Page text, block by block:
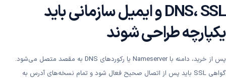
DNS، SSL و ایمیل سازمانی باید
یکپارچه طراحی شوند
پس از خرید، دامنه با Nameserver یا رکوردهای DNS به مقصد متصل می‌شود.
گواهی SSL باید پس از اتصال صحیح فعال شود و تمام نسخه‌های آدرس به